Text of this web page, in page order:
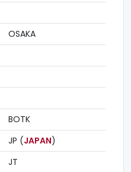
OSAKA
BOTK
JP (JAPAN)
JT